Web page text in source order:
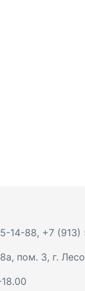
14-88, +7 (913)
пом. 3, г.